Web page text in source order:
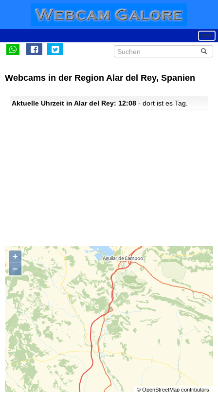
Webcams in der Region Alar del Rey, Spanien
Aktuelle Uhrzeit in Alar del Rey: 12:08 - dort ist es Tag.
+
−
© OpenStreetMapcontributors.